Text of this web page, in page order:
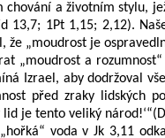
chování a životním stylu,
13,7; 1Pt 1,15; 2,12).
že „moudrost je
„moudrost a
Izrael, aby dodržoval
před zraky lidských
je tento veliký
voda v Jk 3,11